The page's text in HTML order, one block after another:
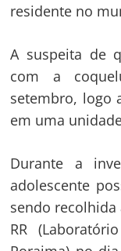
residente no
A suspeita de
com a
setembro, logo
em uma
Durante a
adolescente
sendo recolhida
RR